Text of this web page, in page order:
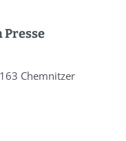
Presse
Chemnitzer